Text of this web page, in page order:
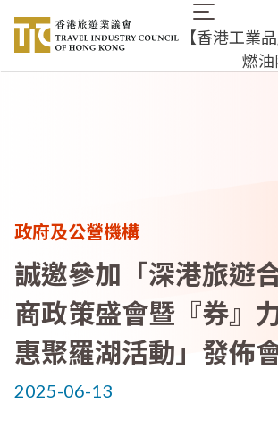
內
Main
navigation
【香港工業
燃油
政府及公營機構
誠邀參加「深港旅遊
商政策盛會暨『券』
惠聚羅湖活動」發佈
2025-06-13